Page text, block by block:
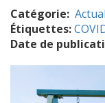
Catégorie
Étiquettes:
Date de